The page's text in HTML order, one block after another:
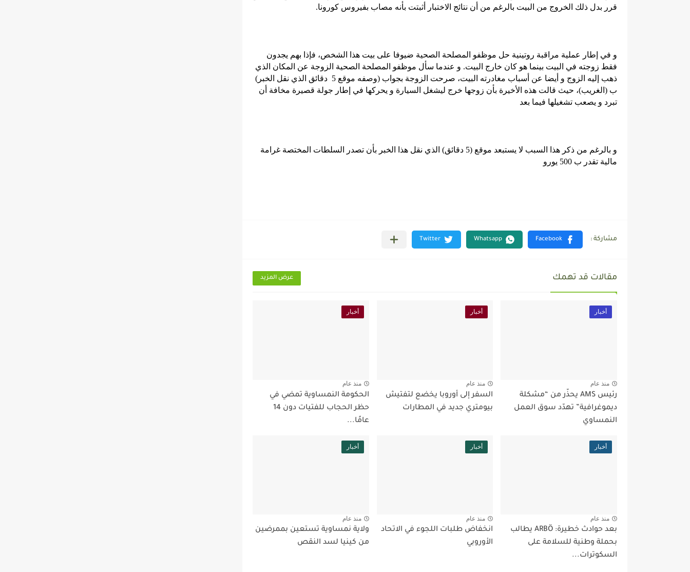
قرر بدل ذلك الخروج من البيت بالرغم من أن نتائج الاختبار أثبتت بأنه مصاب بفيروس كورونا.
و في إطار عملية مراقبة روتينية حل موظفو المصلحة الصحية ضيوفا على بيت هذا الشخص، فإذا بهم يجدون
فقط زوجته في البيت بينما هو كان خارج البيت. و عندما سأل موظفو المصلحة الصحية الزوجة عن المكان الذي
ذهب إليه الزوج و أيضا عن أسباب مغادرته البيت، صرحت الزوجة بجواب (وصفه موقع 5 دقائق الذي نقل الخبر)
ب (الغريب)، حيث قالت هذه الأخيرة بأن زوجها خرج ليشغل السيارة و يحركها في إطار جولة قصيرة مخافة أن
تبرد و يصعب تشغيلها فيما بعد
و بالرغم من ذكر هذا السبب لا يستبعد موقع (5 دقائق) الذي نقل هذا الخبر بأن تصدر السلطات المختصة غرامة
مالية تقدر ب 500 يورو
مقالات قد تهمك عرض المزيد
أخبار
منذ عام
رئيس AMS يحذّر من “مشكلة
ديموغرافية” تهدّد سوق العمل
النمساوي
أخبار
منذ عام
السفر إلى أوروبا يخضع لتفتيش
بيومتري جديد في المطارات
أخبار
منذ عام
الحكومة النمساوية تمضي في
حظر الحجاب للفتيات دون 14
عامًا...
أخبار
منذ عام
بعد حوادث خطيرة: ARBÖ يطالب
بحملة وطنية للسلامة على
السكوترات...
أخبار
منذ عام
انخفاض طلبات اللجوء في الاتحاد
الأوروبي
أخبار
منذ عام
ولاية نمساوية تستعين بممرضين
من كينيا لسد النقص